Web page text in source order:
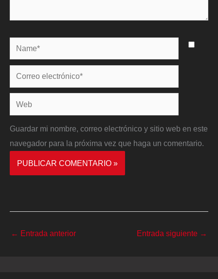
Name*
Correo
electrónico*
Web
Guardar mi nombre, correo electrónico y sitio web en este
navegador para la próxima vez que haga un comentario.
← Entrada anterior Entrada siguiente →